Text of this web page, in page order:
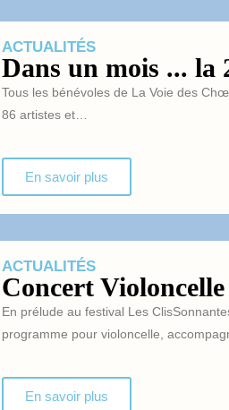
ACTUALITÉS
Dans un mois ... la
Tous les bénévoles de La Voie des
86 artistes et…
En savoir plus
ACTUALITÉS
Concert
En prélude au festival Les
programme pour violoncelle,
En savoir plus